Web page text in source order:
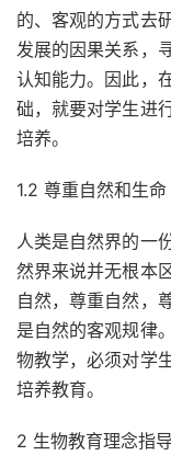
的、客观的方式去
发展的因果关系，
认知能力。因此，
础，就要对学生进
培养。
1.2 尊重自然和生命
人类是自然界的一
然界来说并无根本
自然，尊重自然，
是自然的客观规律
物教学，必须对学
培养教育。
2 生物教育理念指